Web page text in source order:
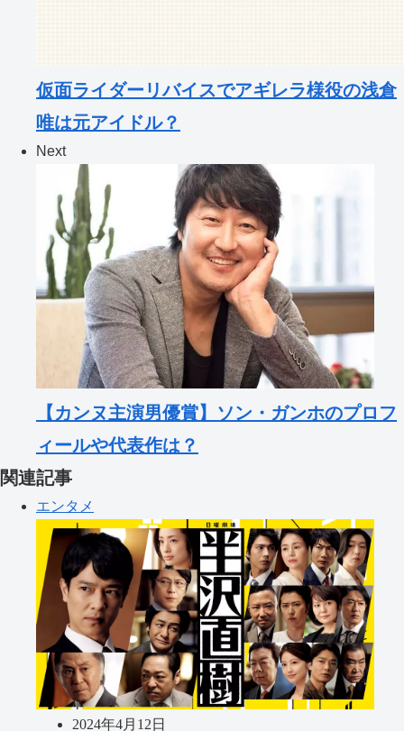
仮面ライダーリバイスでアギレラ様役の浅倉
唯は元アイドル？
Next
【カンヌ主演男優賞】ソン・ガンホのプロフ
ィールや代表作は？
関連記事
エンタメ
2024年4月12日